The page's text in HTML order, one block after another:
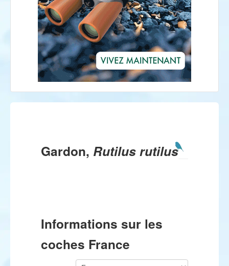
Gardon, Rutilus rutilus
Informations sur les
coches France